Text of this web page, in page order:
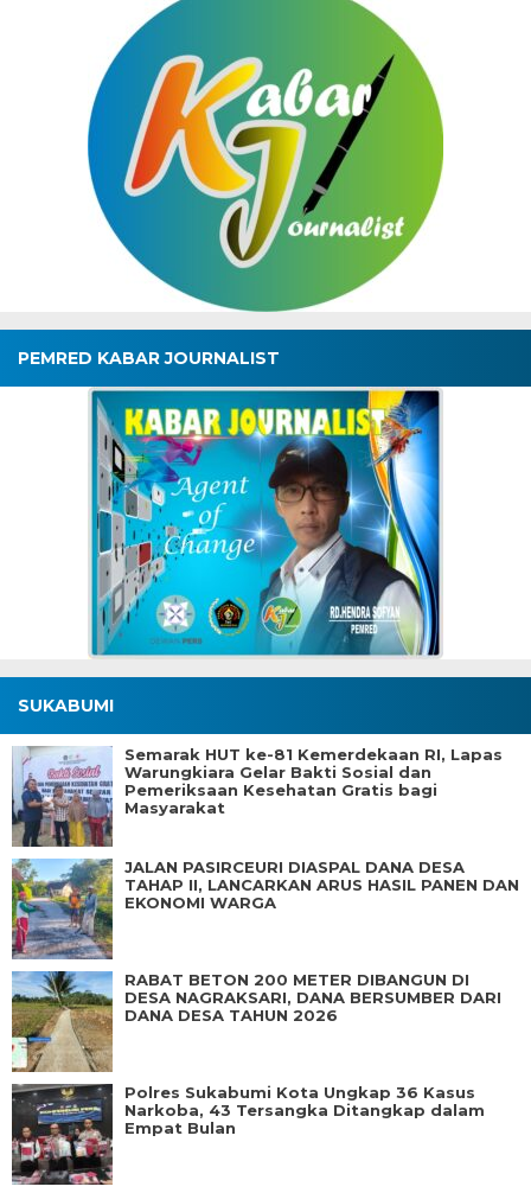
PEMRED KABAR JOURNALIST
SUKABUMI
Semarak HUT ke-81 Kemerdekaan RI, Lapas
Warungkiara Gelar Bakti Sosial dan
Pemeriksaan Kesehatan Gratis bagi
Masyarakat
JALAN PASIRCEURI DIASPAL DANA DESA
TAHAP II, LANCARKAN ARUS HASIL PANEN DAN
EKONOMI WARGA
RABAT BETON 200 METER DIBANGUN DI
DESA NAGRAKSARI, DANA BERSUMBER DARI
DANA DESA TAHUN 2026
Polres Sukabumi Kota Ungkap 36 Kasus
Narkoba, 43 Tersangka Ditangkap dalam
Empat Bulan